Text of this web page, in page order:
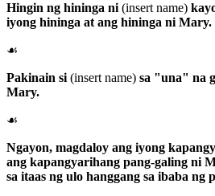
Hingin ng hininga ni (insert name)
iyong hininga at ang hininga ni Mary.
☙
Pakinain si (insert name) sa "una" na
Mary.
☙
Ngayon, magdaloy ang iyong
ang kapangyarihang pang-galing ni
sa itaas ng ulo hanggang sa ibaba ng